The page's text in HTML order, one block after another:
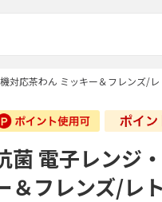
対応茶わん ミッキー＆フレンズ/レ
菌 電子レンジ
＆フレンズ/レ